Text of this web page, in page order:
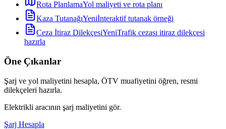
Rota PlanlamaYol maliyeti ve rota planı
Kaza TutanağıYeniİnteraktif tutanak örneği
Ceza İtiraz DilekçesiYeniTrafik cezası itiraz dilekçesi
hazırla
Öne Çıkanlar
Şarj ve yol maliyetini hesapla, ÖTV muafiyetini öğren, resmi
dilekçeleri hazırla.
Elektrikli aracının şarj maliyetini gör.
Şarj Hesapla